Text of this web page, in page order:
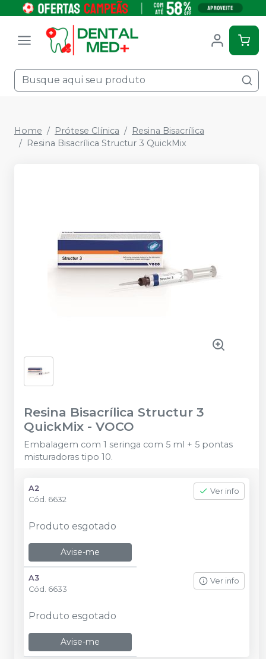
Home Prótese Clínica
Resina Bisacrílica
Resina Bisacrílica Structur 3 QuickMix
Resina Bisacrílica Structur 3
QuickMix - VOCO
Embalagem com 1 seringa com 5 ml + 5 pontas
misturadoras tipo 10.
A2
Cód. 6632
Ver info
Produto esgotado
Avise-me
A3
Cód. 6633
Ver info
Produto esgotado
Avise-me